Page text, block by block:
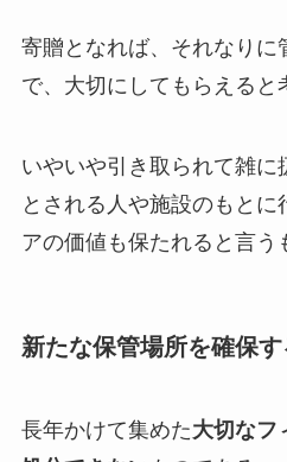
寄贈となれば、それなりに
で、大切にしてもらえると
いやいや引き取られて雑に
とされる人や施設のもとに
アの価値も保たれると言う
新たな保管場所を確保す
長年かけて集めた大切なフ